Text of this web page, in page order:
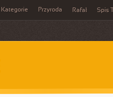
Kategorie Przyroda Rafał Spis